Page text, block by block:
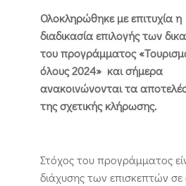
Ολοκληρώθηκε με επιτυχία η
διαδικασία επιλογής των
του προγράμματος
όλους 2024» και σήμερα
ανακοινώνονται τα
της σχετικής κλήρωσης.
Στόχος του προγράμματος
διάχυσης των επισκεπτών σε